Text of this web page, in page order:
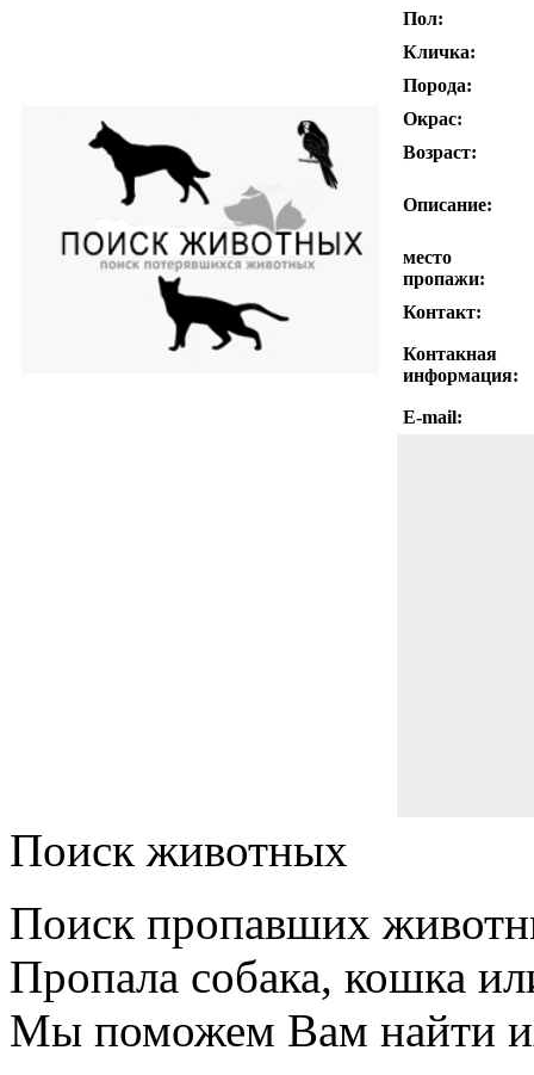
Пол:
Кличка:
Порода:
Окрас:
Возраст:
Описание:
место
пропажи:
Контакт:
Контакная
информация:
E-mail:
Поиск животных
Поиск пропавших
Пропала собака, кошка
Мы поможем Вам найти